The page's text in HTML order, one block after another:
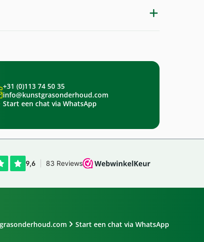
+31 (0)113 74 50 35
info@kunstgrasonderhoud.com
Start een chat via WhatsApp
Start een chat via WhatsApp